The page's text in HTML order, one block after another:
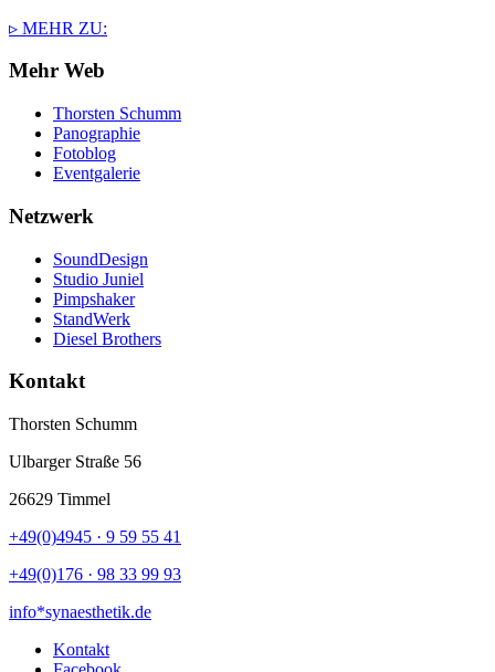
▹ MEHR ZU:
Mehr Web
Thorsten Schumm
Panographie
Fotoblog
Eventgalerie
Netzwerk
SoundDesign
Studio Juniel
Pimpshaker
StandWerk
Diesel Brothers
Kontakt
Thorsten Schumm
Ulbarger Straße 56
26629 Timmel
+49(0)4945 · 9 59 55 41
+49(0)176 · 98 33 99 93
info*synaesthetik.de
Kontakt